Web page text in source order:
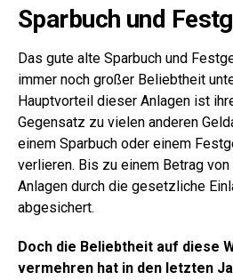
Sparbuch und
Das gute alte Sparbuch und
immer noch großer Beliebtheit
Hauptvorteil dieser Anlagen ist
Gegensatz zu vielen anderen
einem Sparbuch oder einem
verlieren. Bis zu einem Betrag
Anlagen durch die gesetzliche
abgesichert.
Doch die Beliebtheit auf diese
vermehren hat in den letzten